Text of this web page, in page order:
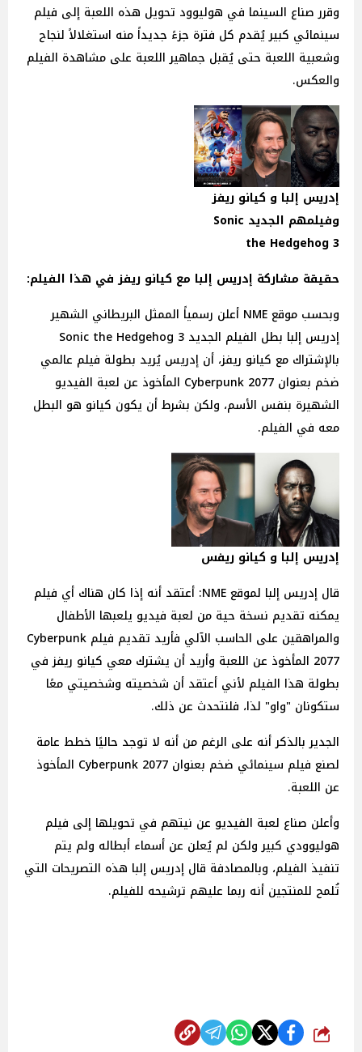
وقرر صناع السينما في هوليوود تحويل هذه اللعبة إلى فيلم
سينمائي كبير يُقدم كل فترة جزءً جديداً منه استغلالاً لنجاح
وشعبية اللعبة حتى يُقبل جماهير اللعبة على مشاهدة الفيلم
والعكس.
إدريس إلبا و كيانو ريفز
وفيلمهم الجديد Sonic
the Hedgehog 3
حقيقة مشاركة إدريس إلبا مع كيانو ريفز في هذا الفيلم:
وبحسب موقع NME أعلن رسمياً الممثل البريطاني الشهير
إدريس إلبا بطل الفيلم الجديد Sonic the Hedgehog 3
بالإشتراك مع كيانو ريفز، أن إدريس يُريد بطولة فيلم عالمي
ضخم بعنوان Cyberpunk 2077 المأخوذ عن لعبة الفيديو
الشهيرة بنفس الأسم، ولكن بشرط أن يكون كيانو هو البطل
معه في الفيلم.
إدريس إلبا و كيانو ريفس
قال إدريس إلبا لموقع NME: أعتقد أنه إذا كان هناك أي فيلم
يمكنه تقديم نسخة حية من لعبة فيديو يلعبها الأطفال
والمراهقين على الحاسب الآلي فأريد تقديم فيلم Cyberpunk
2077 المأخوذ عن اللعبة وأريد أن يشترك معي كيانو ريفز في
بطولة هذا الفيلم لأني أعتقد أن شخصيته وشخصيتي معًا
ستكونان "واو" لذا، فلنتحدث عن ذلك.
الجدير بالذكر أنه على الرغم من أنه لا توجد حاليًا خطط عامة
لصنع فيلم سينمائي ضخم بعنوان Cyberpunk 2077 المأخوذ
عن اللعبة.
وأعلن صناع لعبة الفيديو عن نيتهم في تحويلها إلى فيلم
هوليوودي كبير ولكن لم يُعلن عن أسماء أبطاله ولم يتم
تنفيذ الفيلم، وبالمصادفة قال إدريس إلبا هذه التصريحات التي
تُلمح للمنتجين أنه ربما عليهم ترشيحه للفيلم.
شارك